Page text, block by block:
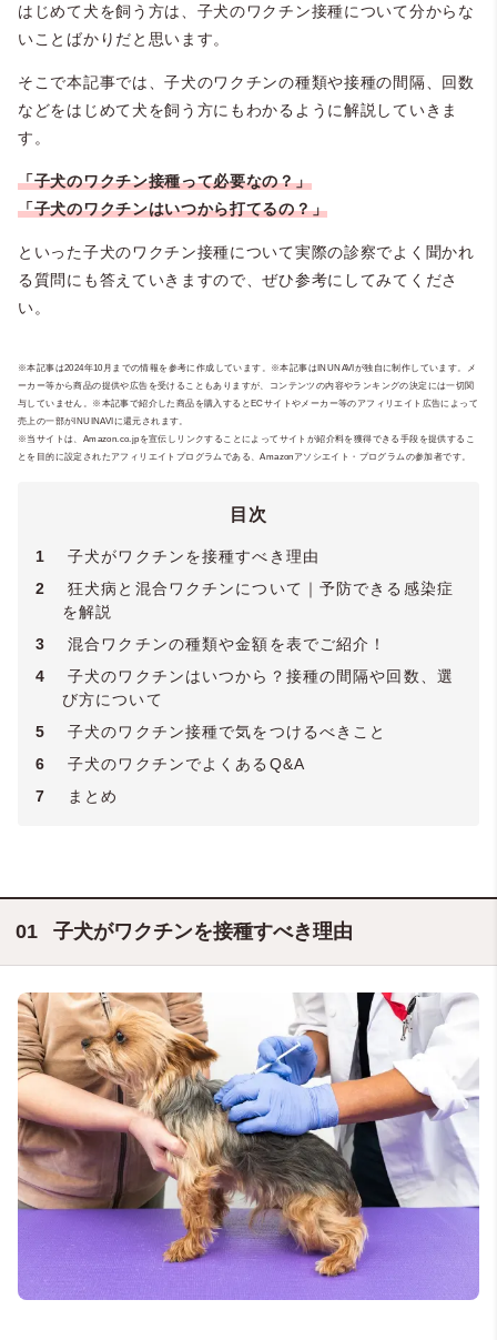
はじめて犬を飼う方は、子犬のワクチン接種について分からな
いことばかりだと思います。
そこで本記事では、子犬のワクチンの種類や接種の間隔、回数
などをはじめて犬を飼う方にもわかるように解説していきま
す。
「子犬のワクチン接種って必要なの？」
「子犬のワクチンはいつから打てるの？」
といった子犬のワクチン接種について実際の診察でよく聞かれ
る質問にも答えていきますので、ぜひ参考にしてみてくださ
い。
※本記事は2024年10月までの情報を参考に作成しています。※本記事はINUNAVIが独自に制作しています。メ
ーカー等から商品の提供や広告を受けることもありますが、コンテンツの内容やランキングの決定には一切関
与していません。※本記事で紹介した商品を購入するとECサイトやメーカー等のアフィリエイト広告によって
売上の一部がINUINAVIに還元されます。
※当サイトは、Amazon.co.jpを宣伝しリンクすることによってサイトが紹介料を獲得できる手段を提供するこ
とを目的に設定されたアフィリエイトプログラムである、Amazonアソシエイト・プログラムの参加者です。
目次
1
子犬がワクチンを接種すべき理由
2
狂犬病と混合ワクチンについて｜予防できる感染症
を解説
3
混合ワクチンの種類や金額を表でご紹介！
4
子犬のワクチンはいつから？接種の間隔や回数、選
び方について
5
子犬のワクチン接種で気をつけるべきこと
6
子犬のワクチンでよくあるQ&A
7
まとめ
子犬がワクチンを接種すべき理由